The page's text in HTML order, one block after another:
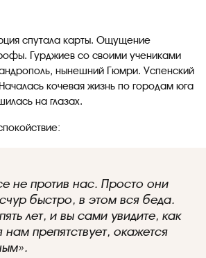
спутала карты. Ощущение
Гурджиев со своими учениками
нынешний Гюмри. Успенский
кочевая жизнь по городам юга
на глазах.
не против нас. Просто они
быстро, в этом вся беда.
лет, и вы сами увидите, как
нам препятствует, окажется